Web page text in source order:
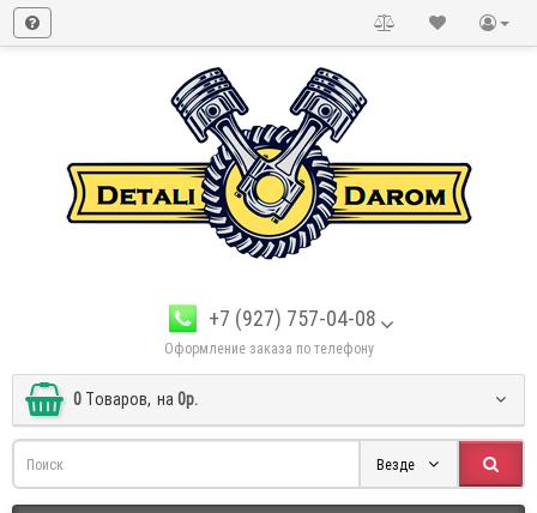
+7 (927) 757-04-08
Оформление заказа по телефону
0 Tоваров, на 0р.
Везде